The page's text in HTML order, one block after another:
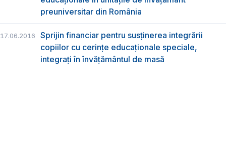
preuniversitar din România
17.06.2016
Sprijin financiar pentru susţinerea integrării
copiilor cu cerinţe educaţionale speciale,
integraţi în învăţământul de masă